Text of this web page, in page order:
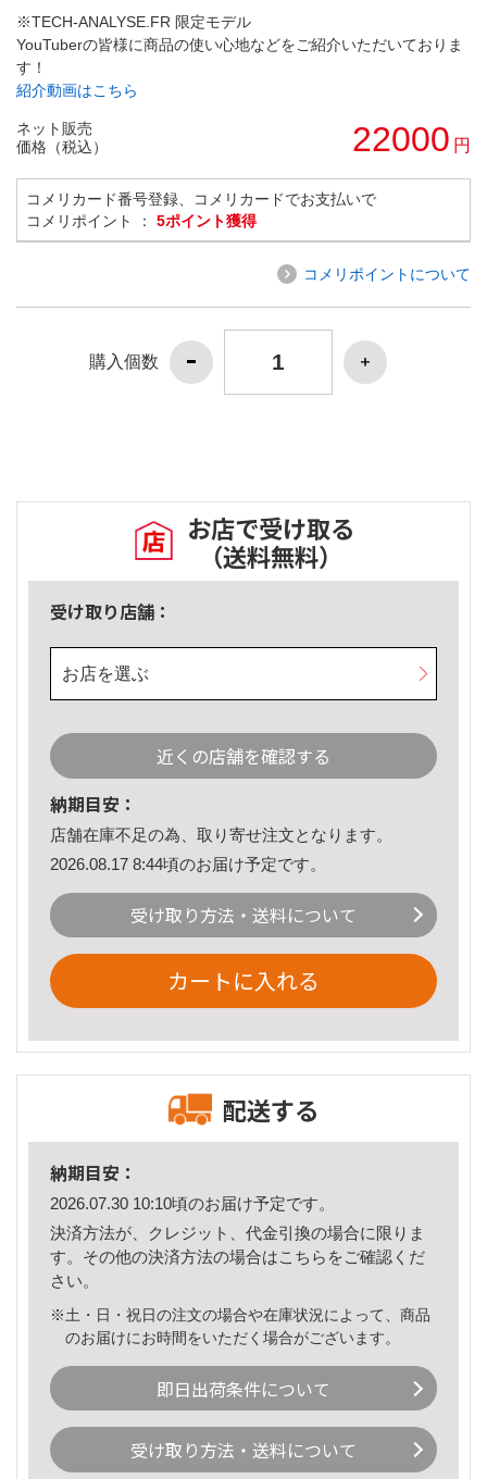
※TECH-ANALYSE.FR 限定モデル
YouTuberの皆様に商品の使い心地などをご紹介いただいておりま
す！
紹介動画はこちら
ネット販売
価格（税込）
22000 円
コメリカード番号登録、コメリカードでお支払いで
コメリポイント ： 5ポイント獲得
コメリポイントについて
購入個数
お店で受け取る
（送料無料）
受け取り店舗：
お店を選ぶ
近くの店舗を確認する
納期目安：
店舗在庫不足の為、取り寄せ注文となります。
2026.08.17 8:44頃のお届け予定です。
受け取り方法・送料について
カートに入れる
配送する
納期目安：
2026.07.30 10:10頃のお届け予定です。
決済方法が、クレジット、代金引換の場合に限りま
す。その他の決済方法の場合はこちら をご確認くだ
さい。
※土・日・祝日の注文の場合や在庫状況によって、商品
のお届けにお時間をいただく場合がございます。
即日出荷条件について
受け取り方法・送料について